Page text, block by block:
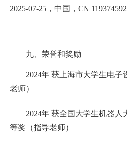
2025-07-25 ，中国， CN
九、 荣誉和奖励
2024年 获上海市大学生电子
老师）
2024年 获全国大学生机器人
等奖（指导老师）